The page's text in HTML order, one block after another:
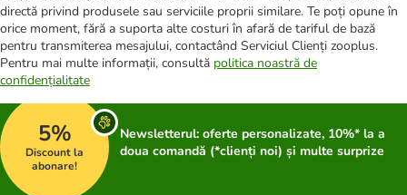
directă privind produsele sau serviciile proprii similare. Te poți opune în
orice moment, fără a suporta alte costuri în afară de tariful de bază
pentru transmiterea mesajului, contactând Serviciul Clienți zooplus.
Pentru mai multe informații, consultă politica noastră de
confidențialitate
5%
Discount la
abonare!
Newsletterul: oferte personalizate, 10%* la a
doua comandă (*clienți noi) și multe surprize